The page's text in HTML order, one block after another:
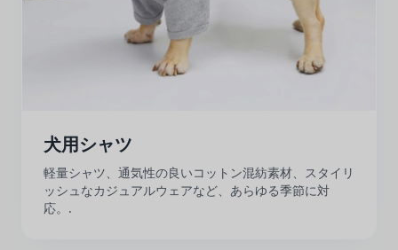
犬用シャツ
軽量シャツ、通気性の良いコットン混紡素材、スタイリ
ッシュなカジュアルウェアなど、あらゆる季節に対
応。.